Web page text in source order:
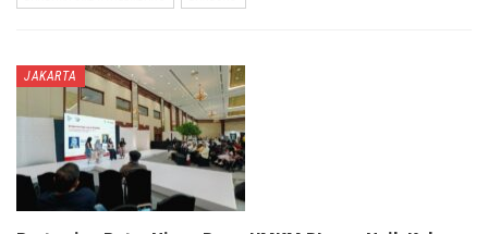
JAKARTA